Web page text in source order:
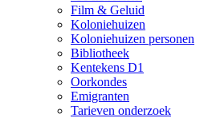
Film & Geluid
Koloniehuizen
Koloniehuizen personen
Bibliotheek
Kentekens D1
Oorkondes
Emigranten
Tarieven onderzoek